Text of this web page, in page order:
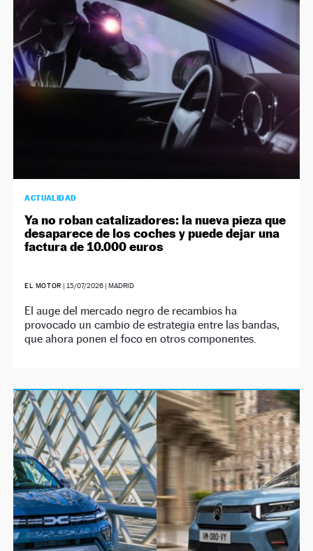
NEWSLETTER
SÍGUENOS
ACTUALIDAD
Ya no roban catalizadores: la nueva pieza que
desaparece de los coches y puede dejar una
factura de 10.000 euros
EL MOTOR | 15/07/2026| MADRID
El auge del mercado negro de recambios ha
provocado un cambio de estrategia entre las bandas,
que ahora ponen el foco en otros componentes.